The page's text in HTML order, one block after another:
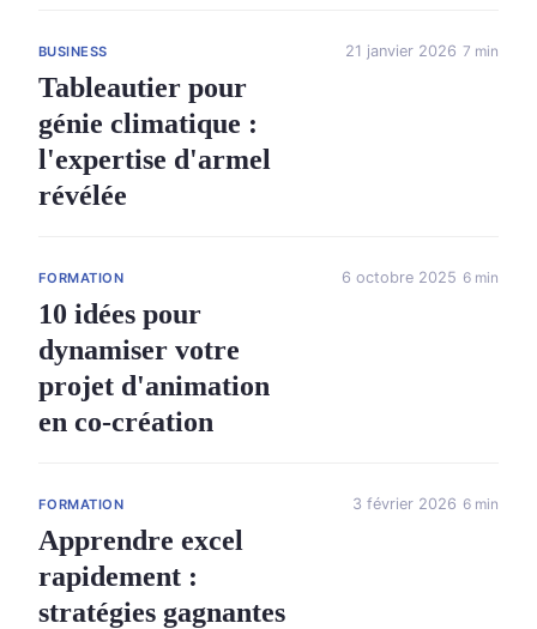
BUSINESS
Tableautier pour
génie climatique :
l'expertise d'armel
révélée
21 janvier 2026 7 min
FORMATION
10 idées pour
dynamiser votre
projet d'animation
en co-création
6 octobre 2025 6 min
FORMATION
Apprendre excel
rapidement :
stratégies gagnantes
3 février 2026 6 min